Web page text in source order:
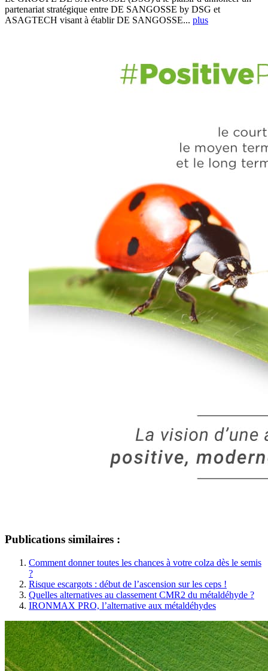
partenariat stratégique entre DE SANGOSSE by DSG et
ASAGTECH visant à établir DE SANGOSSE... plus
Publications similaires :
Comment donner toutes les chances à votre colza dès le semis
?
Risque escargots : début de l’ascension sur les ceps !
Quelles alternatives au classement CMR2 du métaldéhyde ?
IRONMAX PRO, l’alternative aux métaldéhydes